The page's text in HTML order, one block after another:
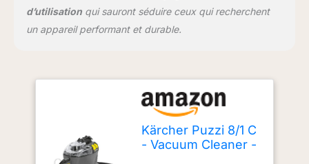
d’utilisationqui sauront séduire ceux qui recherchent
un appareil performant et durable.
Kärcher Puzzi 8/1 C
- Vacuum Cleaner -